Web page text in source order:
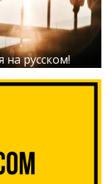
на русском!